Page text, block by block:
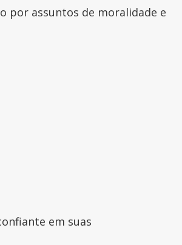
por assuntos de moralidade e
em suas